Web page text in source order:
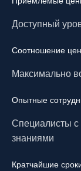
Доступный
Соотношение
Максимально
Опытные
Специалисты
знаниями
Кратчайшие